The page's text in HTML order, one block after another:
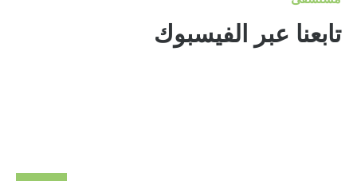
تابعنا عبر الفيسبوك